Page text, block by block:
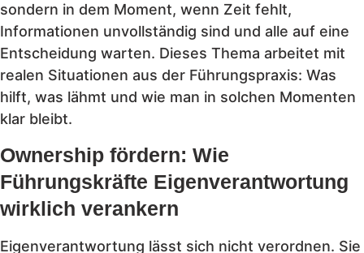
sondern in dem Moment, wenn Zeit fehlt,
Informationen unvollständig sind und alle auf eine
Entscheidung warten. Dieses Thema arbeitet mit
realen Situationen aus der Führungspraxis: Was
hilft, was lähmt und wie man in solchen Momenten
klar bleibt.
Ownership fördern: Wie
Führungskräfte Eigenverantwortung
wirklich verankern
Eigenverantwortung lässt sich nicht verordnen. Sie